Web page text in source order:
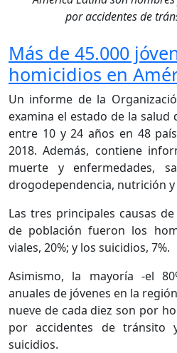
por accidentes de
Más de 45.000
homicidios en
Un informe de la
examina el estado de la salud
entre 10 y 24 años en 48
2018. Además, contiene
muerte y enfermedades,
drogodependencia, nutrición y
Las tres principales causas
de población fueron los
viales, 20%; y los suicidios, 7%.
Asimismo, la mayoría -el
anuales de jóvenes en la
nueve de cada diez son por
por accidentes de
suicidios.